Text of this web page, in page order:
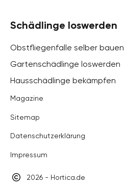
Schädlinge loswerden
Obstfliegenfalle selber bauen
Gartenschädlinge loswerden
Hausschädlinge bekämpfen
Magazine
Sitemap
Datenschutzerklärung
Impressum
2026 - Hortica.de